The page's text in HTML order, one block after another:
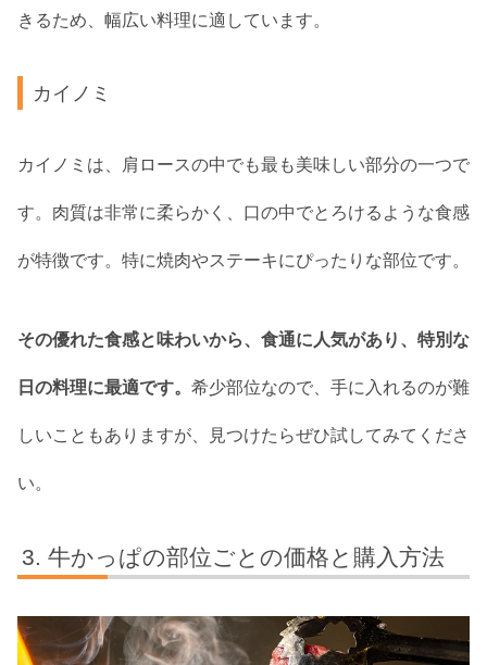
きるため、幅広い料理に適しています。
カイノミ
カイノミは、肩ロースの中でも最も美味しい部分の一つで
す。肉質は非常に柔らかく、口の中でとろけるような食感
が特徴です。特に焼肉やステーキにぴったりな部位です。
その優れた食感と味わいから、食通に人気があり、特別な
日の料理に最適です。 希少部位なので、手に入れるのが難
しいこともありますが、見つけたらぜひ試してみてくださ
い。
牛かっぱの部位ごとの価格と購入方法